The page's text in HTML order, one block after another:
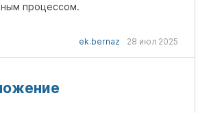
процессом.
ek.bernaz 28 июл 2025